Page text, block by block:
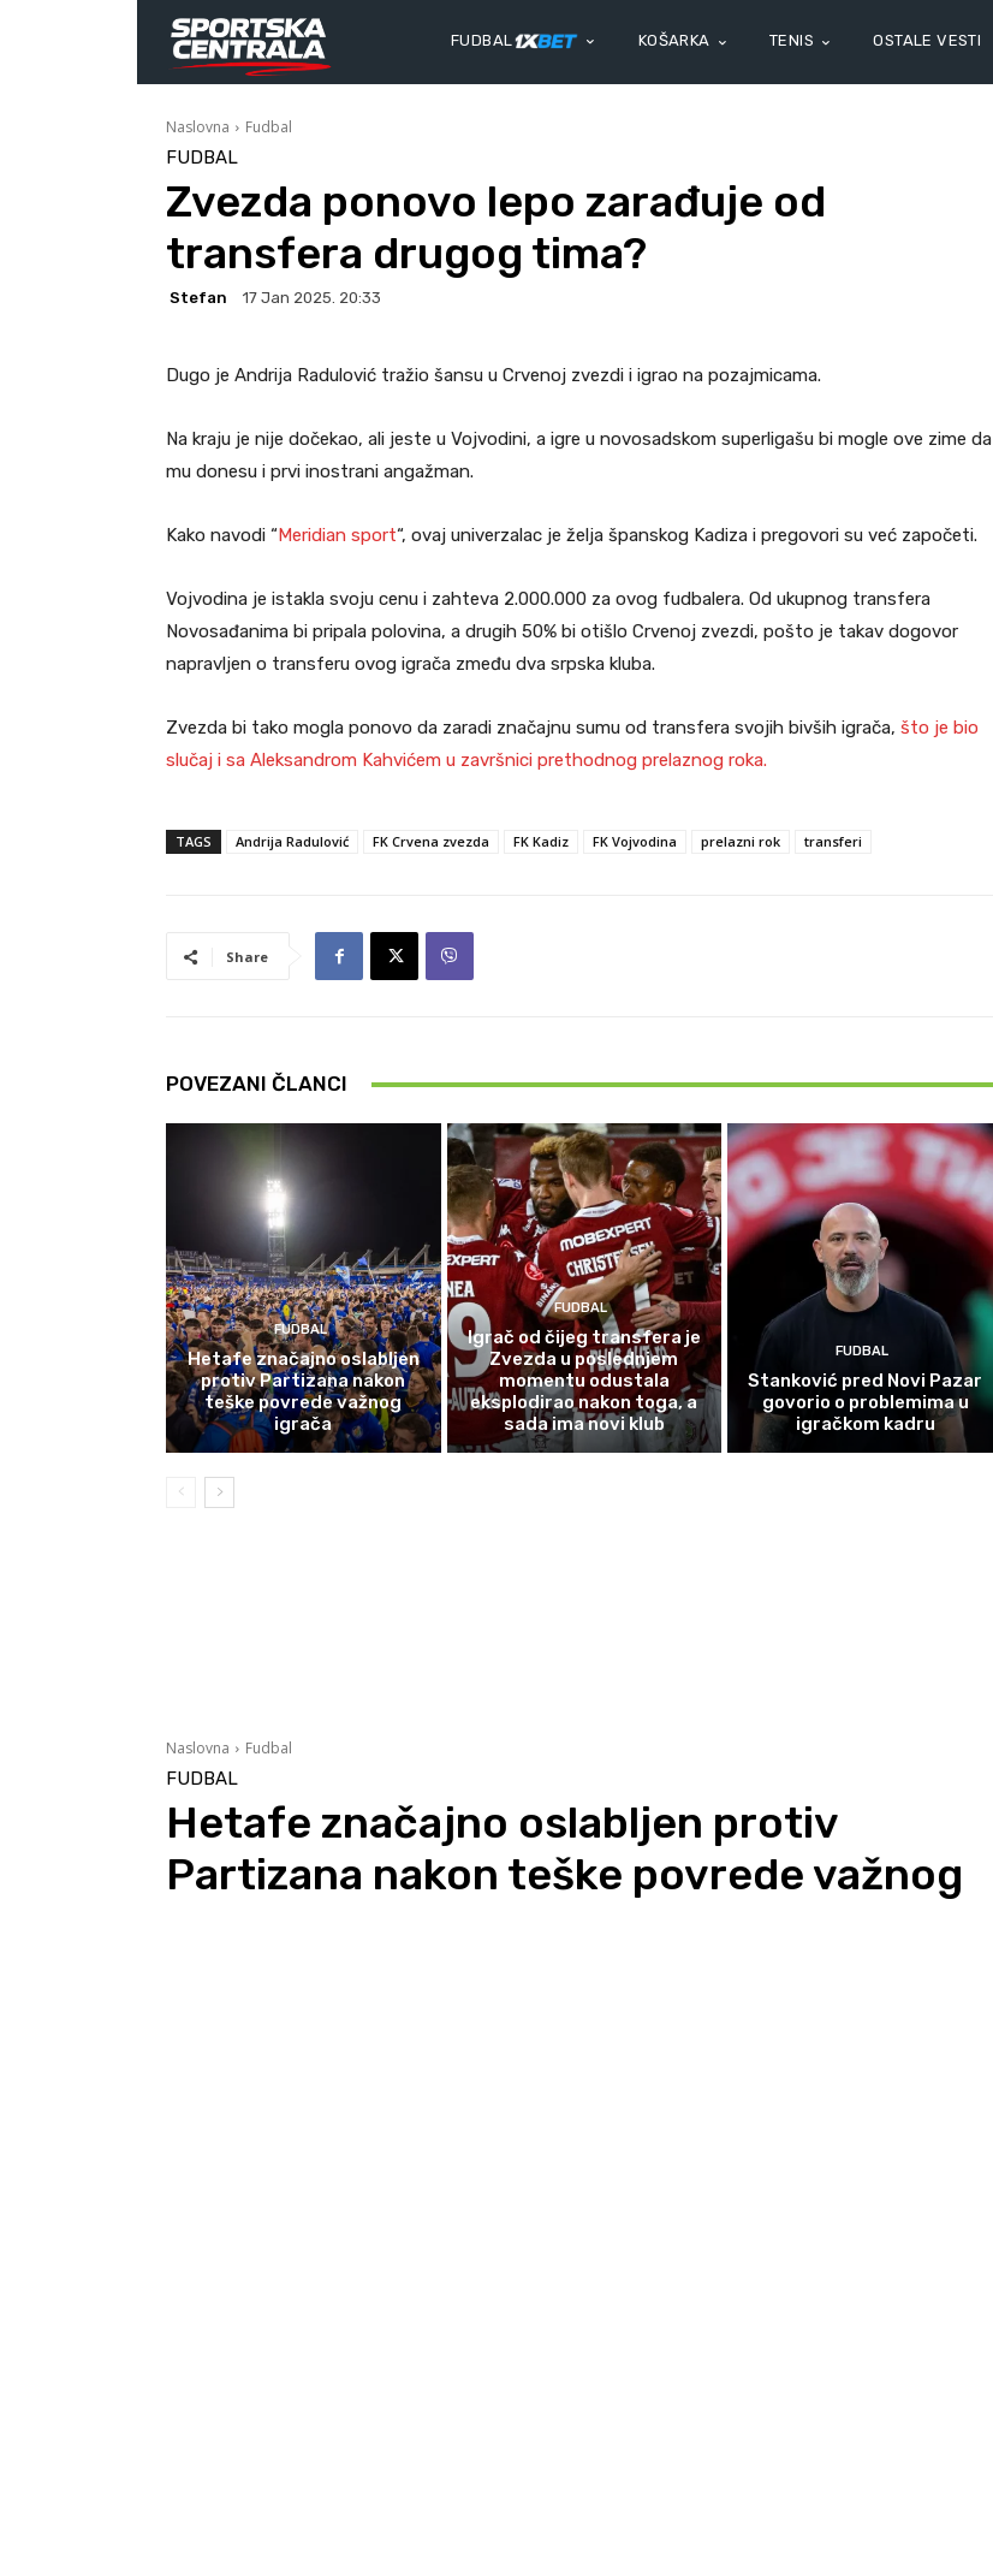
FUDBAL KOŠARKA TENIS OSTALE VESTI
Naslovna Fudbal
FUDBAL
Zvezda ponovo lepo zarađuje od
transfera drugog tima?
Stefan 17 Jan 2025. 20:33
Dugo je Andrija Radulović tražio šansu u Crvenoj zvezdi i igrao na pozajmicama.
Na kraju je nije dočekao, ali jeste u Vojvodini, a igre u novosadskom superligašu bi mogle ove zime da
mu donesu i prvi inostrani angažman.
Kako navodi “Meridian sport“, ovaj univerzalac je želja španskog Kadiza i pregovori su već započeti.
Vojvodina je istakla svoju cenu i zahteva 2.000.000 za ovog fudbalera. Od ukupnog transfera
Novosađanima bi pripala polovina, a drugih 50% bi otišlo Crvenoj zvezdi, pošto je takav dogovor
napravljen o transferu ovog igrača zmeđu dva srpska kluba.
Zvezda bi tako mogla ponovo da zaradi značajnu sumu od transfera svojih bivših igrača, što je bio
slučaj i sa Aleksandrom Kahvićem u završnici prethodnog prelaznog roka.
TAGS Andrija Radulović FK Crvena zvezda FK Kadiz FK Vojvodina prelazni rok transferi
Share
POVEZANI ČLANCI
FUDBAL
Hetafe značajno oslabljen
protiv Partizana nakon
teške povrede važnog
igrača
FUDBAL
Igrač od čijeg transfera je
Zvezda u poslednjem
momentu odustala
eksplodirao nakon toga, a
sada ima novi klub
FUDBAL
Stanković pred Novi Pazar
govorio o problemima u
igračkom kadru